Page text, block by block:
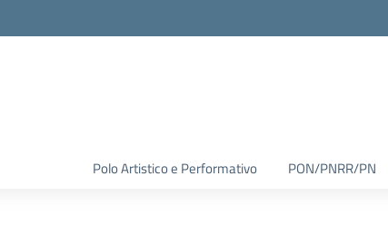
Polo Artistico e Performativo PON/PNRR/PN